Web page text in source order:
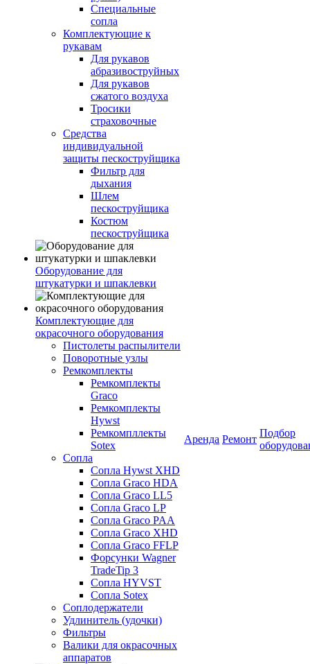
Специальные
сопла
Комплектующие к
рукавам
Для рукавов
абразивоструйных
Для рукавов
сжатого воздуха
Тросики
страховочные
Средства
индивидуальной
защиты пескоструйщика
Фильтр для
дыхания
Шлем
пескоструйщика
Костюм
пескоструйщика
Оборудование для
штукатурки и шпаклевки
Комплектующие для
окрасочного оборудования
Пистолеты распылители
Поворотные узлы
Ремкомплекты
Ремкомплекты
Graco
Ремкомплекты
Hywst
Ремкомпллекты
Sotex
Сопла
Сопла Hywst XHD
Сопла Graco HDA
Сопла Graco LL5
Сопла Graco LP
Сопла Graco PAA
Сопла Graco XHD
Сопла Graco FFLP
Форсунки Wagner
TradeTip 3
Сопла HYVST
Сопла Sotex
Соплодержатели
Удлинитель (удочки)
Фильтры
Валики для окрасочных
аппаратов
Аренда Ремонт
Подбор